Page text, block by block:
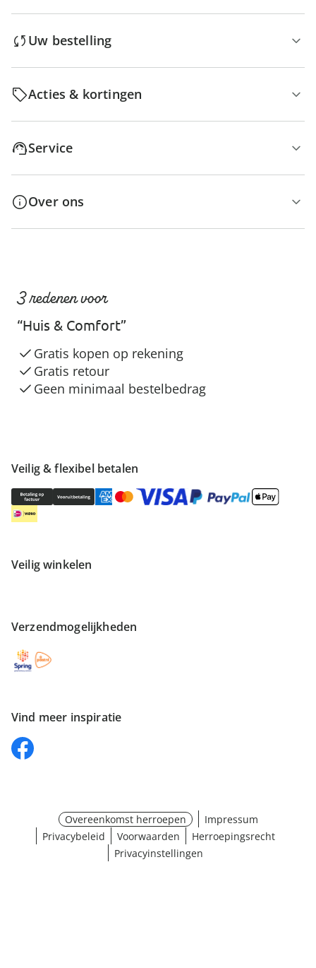
Uw bestelling
Acties & kortingen
Service
Over ons
Veilig & flexibel betalen
Veilig winkelen
Verzendmogelijkheden
Vind meer inspiratie
3 redenen voor
“Huis & Comfort”
Gratis kopen op rekening
Gratis retour
Geen minimaal bestelbedrag
Overeenkomst herroepen
Impressum
Privacybeleid
Voorwaarden
Herroepingsrecht
Privacyinstellingen